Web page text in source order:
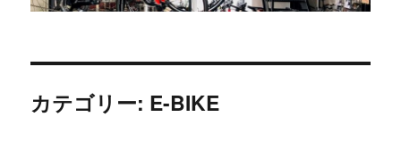
カテゴリー: E-BIKE